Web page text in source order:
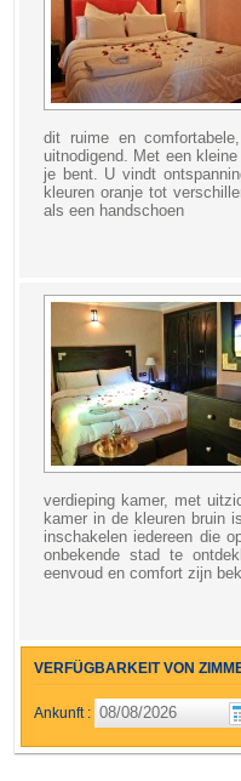
dit ruime en
uitnodigend. Met een
je bent. U vindt
kleuren oranje tot
als een handschoen
verdieping kamer, met
kamer in de kleuren bruin
inschakelen iedereen die
onbekende stad te
eenvoud en comfort zijn
VERFÜGBARKEIT VON
Ankunft :